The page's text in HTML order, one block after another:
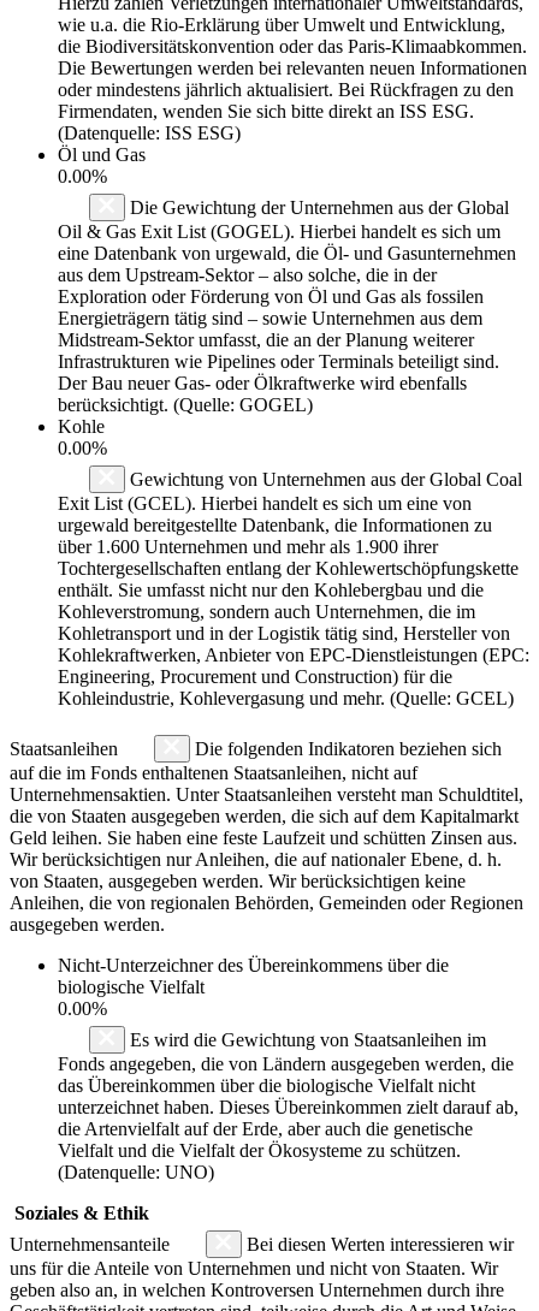
wie u.a. die Rio-Erklärung über Umwelt und Entwicklung,
die Biodiversitätskonvention oder das Paris-Klimaabkommen.
Die Bewertungen werden bei relevanten neuen Informationen
oder mindestens jährlich aktualisiert. Bei Rückfragen zu den
Firmendaten, wenden Sie sich bitte direkt an ISS ESG.
(Datenquelle: ISS ESG)
Öl und Gas
0.00%
Die Gewichtung der Unternehmen aus der Global
Oil & Gas Exit List (GOGEL). Hierbei handelt es sich um
eine Datenbank von urgewald, die Öl- und Gasunternehmen
aus dem Upstream-Sektor – also solche, die in der
Exploration oder Förderung von Öl und Gas als fossilen
Energieträgern tätig sind – sowie Unternehmen aus dem
Midstream-Sektor umfasst, die an der Planung weiterer
Infrastrukturen wie Pipelines oder Terminals beteiligt sind.
Der Bau neuer Gas- oder Ölkraftwerke wird ebenfalls
berücksichtigt. (Quelle: GOGEL)
Kohle
0.00%
Gewichtung von Unternehmen aus der Global Coal
Exit List (GCEL). Hierbei handelt es sich um eine von
urgewald bereitgestellte Datenbank, die Informationen zu
über 1.600 Unternehmen und mehr als 1.900 ihrer
Tochtergesellschaften entlang der Kohlewertschöpfungskette
enthält. Sie umfasst nicht nur den Kohlebergbau und die
Kohleverstromung, sondern auch Unternehmen, die im
Kohletransport und in der Logistik tätig sind, Hersteller von
Kohlekraftwerken, Anbieter von EPC-Dienstleistungen (EPC:
Engineering, Procurement und Construction) für die
Kohleindustrie, Kohlevergasung und mehr. (Quelle: GCEL)
Staatsanleihen
Die folgenden Indikatoren beziehen sich
auf die im Fonds enthaltenen Staatsanleihen, nicht auf
Unternehmensaktien. Unter Staatsanleihen versteht man Schuldtitel,
die von Staaten ausgegeben werden, die sich auf dem Kapitalmarkt
Geld leihen. Sie haben eine feste Laufzeit und schütten Zinsen aus.
Wir berücksichtigen nur Anleihen, die auf nationaler Ebene, d. h.
von Staaten, ausgegeben werden. Wir berücksichtigen keine
Anleihen, die von regionalen Behörden, Gemeinden oder Regionen
ausgegeben werden.
Nicht-Unterzeichner des Übereinkommens über die
biologische Vielfalt
0.00%
Es wird die Gewichtung von Staatsanleihen im
Fonds angegeben, die von Ländern ausgegeben werden, die
das Übereinkommen über die biologische Vielfalt nicht
unterzeichnet haben. Dieses Übereinkommen zielt darauf ab,
die Artenvielfalt auf der Erde, aber auch die genetische
Vielfalt und die Vielfalt der Ökosysteme zu schützen.
(Datenquelle: UNO)
Soziales & Ethik
Unternehmensanteile
Bei diesen Werten interessieren wir
uns für die Anteile von Unternehmen und nicht von Staaten. Wir
geben also an, in welchen Kontroversen Unternehmen durch ihre